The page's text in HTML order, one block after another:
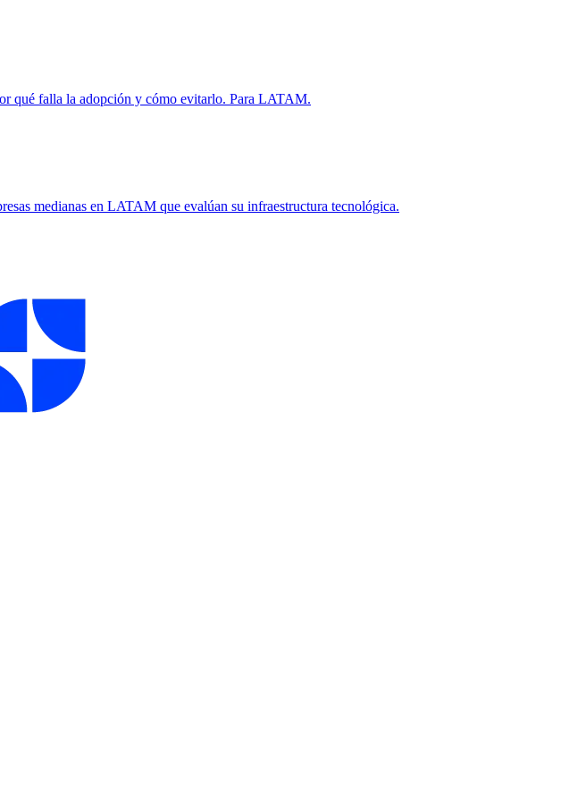
qué falla la adopción y cómo evitarlo. Para LATAM.
medianas en LATAM que evalúan su infraestructura tecnológica.